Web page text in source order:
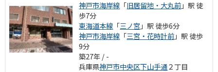
神戸市海岸線 「旧居留地・大丸前」駅 徒
歩7分
東海道本線 「三ノ宮 」駅 徒歩6分
神戸市海岸線 「三宮・花時計前」駅 徒歩
9分
築27年 / -
兵庫県神戸市中央区下山手通２丁目